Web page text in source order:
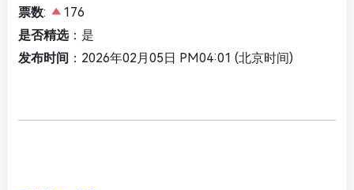
票数:
176
是否精选：是
发布时间 ：2026年02月05日 PM04:01 (北京时间)